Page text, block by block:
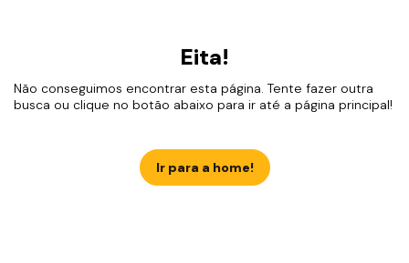
Eita!
Não conseguimos encontrar esta página. Tente fazer outra
busca ou clique no botão abaixo para ir até a página principal!
Ir para a home!